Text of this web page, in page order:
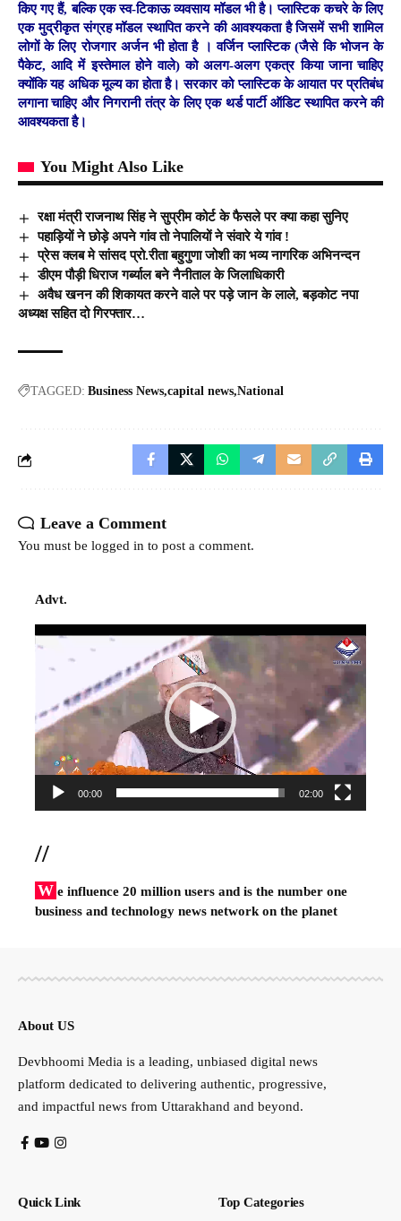
किए गए हैं, बल्कि एक स्व-टिकाऊ व्यवसाय मॉडल भी है। प्लास्टिक कचरे के लिए
एक मुद्रीकृत संग्रह मॉडल स्थापित करने की आवश्यकता है जिसमें सभी शामिल
लोगों के लिए रोजगार अर्जन भी होता है । वर्जिन प्लास्टिक (जैसे कि भोजन के
पैकेट, आदि में इस्तेमाल होने वाले) को अलग-अलग एकत्र किया जाना चाहिए
क्योंकि यह अधिक मूल्य का होता है। सरकार को प्लास्टिक के आयात पर प्रतिबंध
लगाना चाहिए और निगरानी तंत्र के लिए एक थर्ड पार्टी ऑडिट स्थापित करने की
आवश्यकता है।
You Might Also Like
रक्षा मंत्री राजनाथ सिंह ने सुप्रीम कोर्ट के फैसले पर क्या कहा सुनिए
पहाड़ियों ने छोड़े अपने गांव तो नेपालियों ने संवारे ये गांव !
प्रेस क्लब मे सांसद प्रो.रीता बहुगुणा जोशी का भव्य नागरिक अभिनन्दन
डीएम पौड़ी धिराज गर्ब्याल बने नैनीताल के जिलाधिकारी
अवैध खनन की शिकायत करने वाले पर पड़े जान के लाले, बड़कोट नपा
अध्यक्ष सहित दो गिरफ्तार…
TAGGED: Business News capital news National
Leave a Comment
You must be logged in to post a comment.
Advt.
Video
00:00 02:00
//
W e influence 20 million users and is the number one
business and technology news network on the planet
About US
Devbhoomi Media is a leading, unbiased digital news
platform dedicated to delivering authentic, progressive,
and impactful news from Uttarakhand and beyond.
Quick Link Top Categories